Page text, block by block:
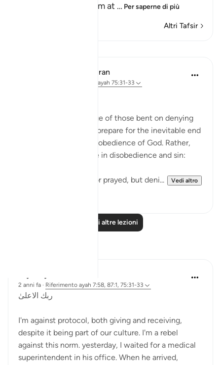
May Allah make us firm at … Per saperne di più
Altri Tafsir
In the Shade of the Quran
ayah 75:31-33
Here, we have an image of those bent on denying
the truth. They do not prepare for the inevitable end
by doing something in obedience of God. Rather,
they arrogantly indulge in disobedience and sin:
He neither believed nor prayed, but deni... Vedi altro
Leggi altre lezioni
2 anni fa · Riferimento ayah 7:58, 87:1, 75:31-33
ربك الاعلىٰ
I'm against protocol, both giving and receiving,
despite it being part of our culture. I'm a rebel
against this norm. yesterday, I waited for a medical
superintendent in his office. When he arrived,